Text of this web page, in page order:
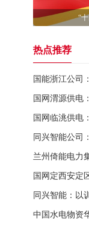
“
热点推荐
国能浙江公司
国网渭源供电
国网临洮供电
同兴智能公司
兰州倚能电力
国网定西安定
同兴智能：以
中国水电物资